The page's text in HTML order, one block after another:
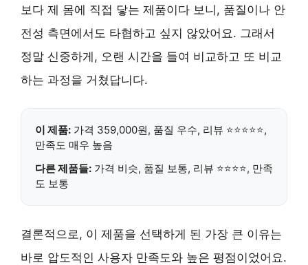
보다 제 몸에 직접 닿는 제품이다 보니, 품질이나 안
전성 측면에서도 타협하고 싶지 않았어요. 그래서
정말 신중하게, 오랜 시간을 들여 비교하고 또 비교
하는 과정을 거쳤답니다.
이 제품: 가격 359,000원, 품질 우수, 리뷰 ⭐⭐⭐⭐⭐,
만족도 매우 높음
다른 제품들: 가격 비슷, 품질 보통, 리뷰 ⭐⭐⭐⭐, 만족
도 보통
결론적으로, 이 제품을 선택하게 된 가장 큰 이유는
바로 압도적인 사용자 만족도와 높은 평점이었어요.